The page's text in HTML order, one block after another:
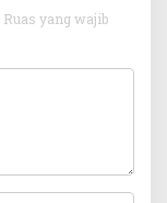
Ruas yang wajib